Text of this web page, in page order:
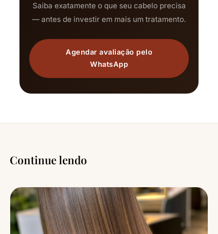
Saiba exatamente o que seu cabelo precisa
— antes de investir em mais um tratamento.
Agendar avaliação pelo
WhatsApp
Continue lendo